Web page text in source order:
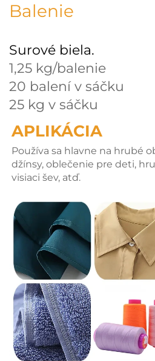
Balenie
Surové biela.
1,25 kg/balenie
20 balení v sáčku
25 kg v sáčku
APLIKÁCIA
Používa sa hlavne na hrubé
džínsy, oblečenie pre deti,
visiaci šev, atď.